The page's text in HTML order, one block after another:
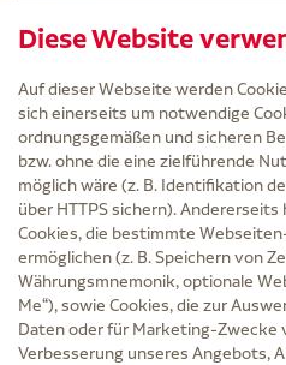
Kintex Kinesiologie Tape blau
Service
Versand und Lieferzeit
Kontakt
FAQ
AGB
Cookie-Einstellungen
Datenschutz
Erklärung zur Barrierefreiheit
Widerruf
Diese Website
Auf dieser Webseite werden
sich einerseits um notwendige
ordnungsgemäßen und sicheren
bzw. ohne die eine zielführende
möglich wäre (z. B. Identifikation
über HTTPS sichern).
Cookies, die bestimmte
ermöglichen (z. B. Speichern von
Währungsmnemonik, optionale
Me“), sowie Cookies, die zur
Daten oder für Marketing-Zwecke
Verbesserung unseres Angebots,